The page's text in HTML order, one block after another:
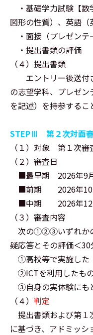
・基礎学力試験【数
図形の性質）、英語
・面接（プレゼンテ
・提出書類の評価
（４）提出書類
エントリー後送付
の志望学科、プレゼ
を記述）を持参するこ
STEPⅢ 第２次対面
（１）対象 第１次審
（２）審査日
■最早期 2026年9月
■前期 2026年10月
■中期 2026年12月
（３）審査内容
次の①②③いずれか
疑応答とその評価＜30
①高校等で実施した
②ICTを利用したも
③自身の実体験にも
（４） 判定
提出書類および第１
に基づき、アドミッ